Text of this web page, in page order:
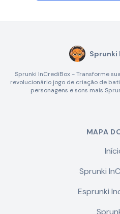
Sprunki
Sprunki InCrediBox - Transforme
revolucionário jogo de criação de
personagens e sons mais
MAPA
Sprunki
Esprunki